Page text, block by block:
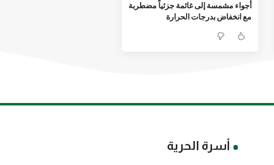
أجواء مشمسة إلى غائمة جزئياً مضطربة
مع انخفاض بدرجات الحرارة
أسرة الحرية